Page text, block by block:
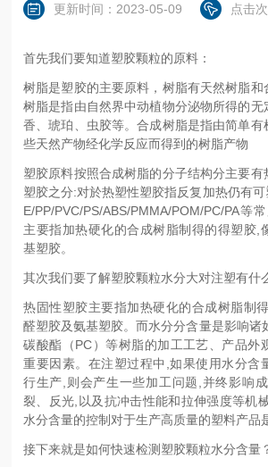
更新时间：2023-05-09 点击
首先我们要知道塑胶颗粒的原料：
树脂是塑胶的主要原料，树脂有天然树脂和
树脂是指由自然界中动植物分泌物所得的
香、琥珀、虫胶等。合成树脂是指由简单有
些天然产物经化学反应而得到的树脂产物
塑胶原料按照合成树脂的分子结构分主要有
塑胶之分:对於热塑性塑胶指反复加热仍有
E/PP/PVC/PS/ABS/PMMA/POM/PC/PA等
主要指加热硬化的合成树脂制得的得塑胶,
基塑胶。
其次我们要了解塑胶颗粒水分大对注塑有什
热固性塑胶主要指加热硬化的合成树脂制
醛塑胶及氨基塑胶。而水分分含量是影响诸
碳酸酯（PC）等树脂的加工工艺、产品外
重要因素。在注塑过程中,如果使用水分含
行生产,则会产生一些加工问题,并终影响
裂、反光,以及抗冲击性能和拉伸强度等机
水分含量的控制对于生产高质量的塑料产品
接下来就是如何快速检测塑胶颗粒水分含量